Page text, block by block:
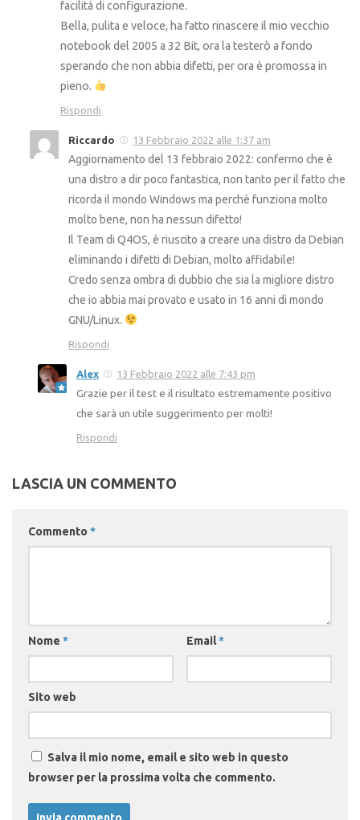
facilitá di configurazione.
Bella, pulita e veloce, ha fatto rinascere il mio vecchio
notebook del 2005 a 32 Bit, ora la testerò a fondo
sperando che non abbia difetti, per ora è promossa in
pieno.
Rispondi
Riccardo 13 Febbraio 2022 alle 1:37 am
Aggiornamento del 13 febbraio 2022: confermo che è
una distro a dir poco fantastica, non tanto per il fatto che
ricorda il mondo Windows ma perchè funziona molto
molto bene, non ha nessun difetto!
Il Team di Q4OS, è riuscito a creare una distro da Debian
eliminando i difetti di Debian, molto affidabile!
Credo senza ombra di dubbio che sia la migliore distro
che io abbia mai provato e usato in 16 anni di mondo
GNU/Linux.
Rispondi
Alex 13 Febbraio 2022 alle 7:43 pm
Grazie per il test e il risultato estremamente positivo
che sarà un utile suggerimento per molti!
Rispondi
LASCIA UN COMMENTO
Commento *
Nome * Email*
Sito web
Salva il mio nome, email e sito web in questo
browser per la prossima volta che commento.